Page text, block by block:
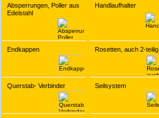
Absperrungen, Poller aus
Edelstahl
Handlaufhalter
Endkappen Rosetten, auch 2-teilig
Querstab- Verbinder Seilsystem